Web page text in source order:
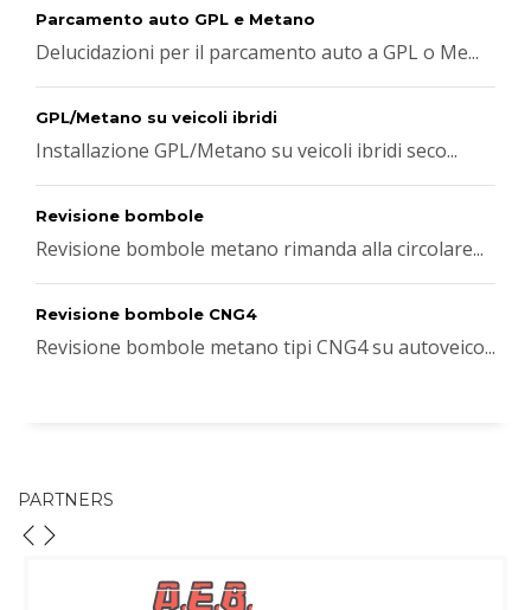
Parcamento auto GPL e Metano
Delucidazioni per il parcamento auto a GPL o Me...
GPL/Metano su veicoli ibridi
Installazione GPL/Metano su veicoli ibridi seco...
Revisione bombole
Revisione bombole metano rimanda alla circolare...
Revisione bombole CNG4
Revisione bombole metano tipi CNG4 su autoveico...
PARTNERS